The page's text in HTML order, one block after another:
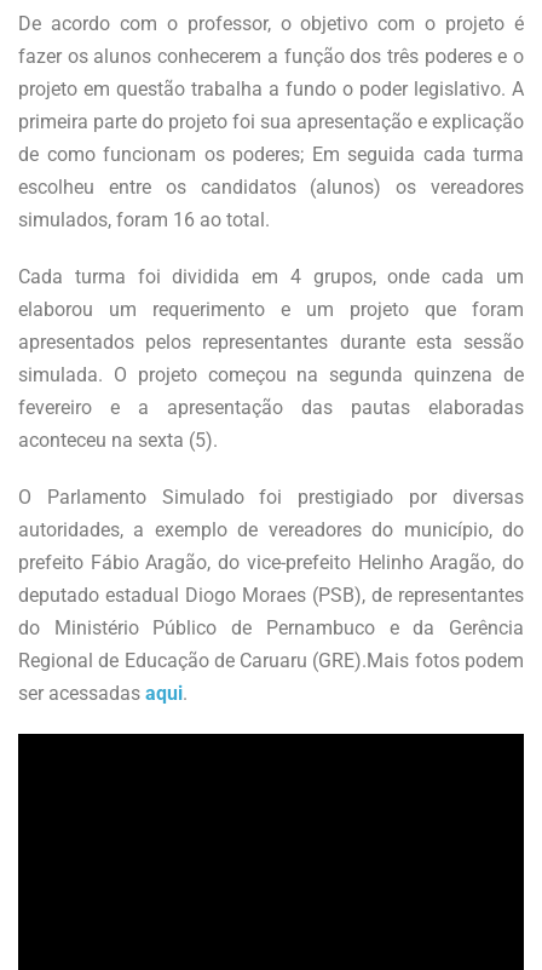
De acordo com o professor, o objetivo com o projeto é
fazer os alunos conhecerem a função dos três poderes e o
projeto em questão trabalha a fundo o poder legislativo. A
primeira parte do projeto foi sua apresentação e explicação
de como funcionam os poderes; Em seguida cada turma
escolheu entre os candidatos (alunos) os vereadores
simulados, foram 16 ao total.
Cada turma foi dividida em 4 grupos, onde cada um
elaborou um requerimento e um projeto que foram
apresentados pelos representantes durante esta sessão
simulada. O projeto começou na segunda quinzena de
fevereiro e a apresentação das pautas elaboradas
aconteceu na sexta (5).
O Parlamento Simulado foi prestigiado por diversas
autoridades, a exemplo de vereadores do município, do
prefeito Fábio Aragão, do vice-prefeito Helinho Aragão, do
deputado estadual Diogo Moraes (PSB), de representantes
do Ministério Público de Pernambuco e da Gerência
Regional de Educação de Caruaru (GRE).Mais fotos podem
ser acessadas aqui.